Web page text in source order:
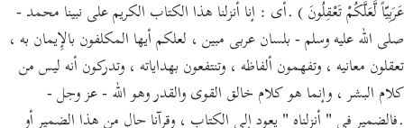
عَرَبِيّاً لَّعَلَّكُمْ تَعْقِلُونَ ) .أى : إنا أنزلنا هذا الكتاب الكريم على نبينا محمد -
صلى الله عليه وسلم - بلسان عربى مبين ، لعلكم أيها المكلفون بالإِيمان به ،
تعقلون معانيه ، وتفهمون ألفاظه ، وتنتفعون بهداياته ، وتدركون أنه ليس من
كلام البشر ، وإنما هو كلام خالق القوى والقدر وهو الله - عز وجل -
.فالضمير فى " أنزلناه " يعود إلى الكتاب ، وقرآنا حال من هذا الضمير أو